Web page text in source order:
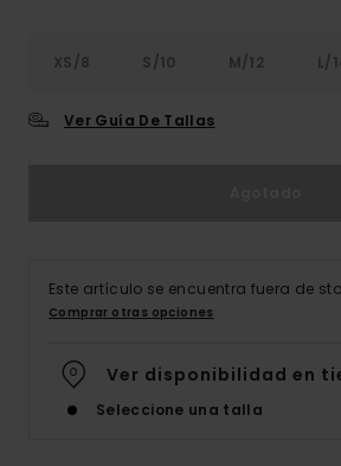
XS/8 S/10 M/12 L/
Ver Guía De Tallas
Este artículo se encuentra fuera de
Comprar otras opciones
Ver disponibilidad en
Seleccione una talla